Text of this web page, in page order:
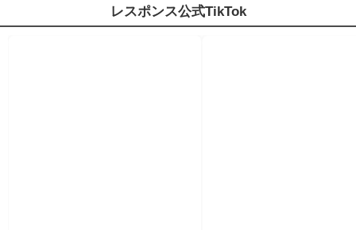
レスポンス公式TikTok